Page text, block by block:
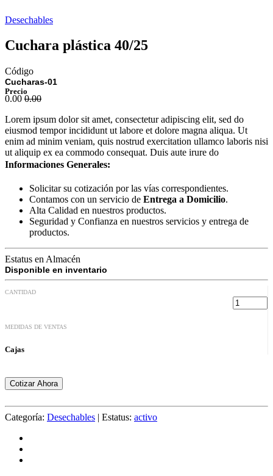
Desechables
Cuchara plástica 40/25
Código
Cucharas-01
Precio
0.00 0.00
Lorem ipsum dolor sit amet, consectetur adipiscing elit, sed do
eiusmod tempor incididunt ut labore et dolore magna aliqua. Ut
enim ad minim veniam, quis nostrud exercitation ullamco laboris nisi
ut aliquip ex ea commodo consequat. Duis aute irure do
Informaciones Generales:
Solicitar su cotización por las vías correspondientes.
Contamos con un servicio de Entrega a Domicilio.
Alta Calidad en nuestros productos.
Seguridad y Confianza en nuestros servicios y entrega de
productos.
Estatus en Almacén
Disponible en inventario
CANTIDAD
MEDIDAS DE VENTAS
Cajas
Cotizar Ahora
Categoría: Desechables | Estatus: activo